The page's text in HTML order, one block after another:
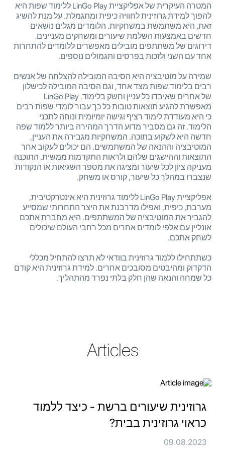
המטרה העיקרית של אפליקציית LinGo Play ללימוד שפות היא
להפוך למידת גרוזינית לחוויה כיפית ומתגמלת. על מנת להשיג
זאת, היא משתמשת במשחקיות. הלומדים מגלים נושאים
חדשים באמצעות השלמת שיעורים ומשחקים מעניינים.
דירוגים של משתתפים מובילים מאפשרים ללומדים להתחרות
אחד עם השני ולזכות בפרסים ותגמולים נוספים.
שמירה על מוטיבציה היא הסיבה המובילה להצלחה של אנשים
רבים בלימוד שפות מצד אחד, וגם הסיבה המובילה לכישלון
של אחרים שאיבדו כל עניין וחשק בלימוד. LinGo Play
מאפשרת להגיע תוצאות טובות כל כך עבור לומדי שפות רבים
כי היא מעודדת לימוד רציף וגישה יומיומית ונוחה לתכני
הלימוד. זה גם מסביר מדוע הדרך המהירה ביותר ללמוד שפה
חדשה היא לשקוע בתוכה. המשחקיות מגבירה את העניין,
המוטיבציה וההנאה של המשתמשים. הם יכולים לעקוב אחר
התוצאות וההישגים שלהם ולראות התקדמות ממשית. התוכנה
מעניקה ציון לכל שיעור ומציגה את מספר השגיאות או הנקודות
שנצברו במהלך כל שיעור, קורס או משחק.
אפליקציית LinGo Play ללימוד גרוזינית היא אינטרקטיבית,
מערבת, כיפית, ואפילו מדרבנת את היצר התחרותי שמסייע
להגביר את המוטיבציה של המשתתפים. היא מחברת אתכם
אונליין עם אלפי לומדים אחרים מכל רחבי העולם שיכולים
לשחק אתכם.
כשתתחילו ללמוד גרוזינית בוודאי לא תרצו להתחיל מכללי
הדקדוק ומהיבטים מסובכים אחרים. למידת גרוזינית היא קודם
כל שמחה והנאה שהן חלק בלתי נפרד מהתהליך.
Articles
גרוזינית שיעורים ברשת - כיצד ללמוד
כראוי גרוזינית בבית?
09.08.2023